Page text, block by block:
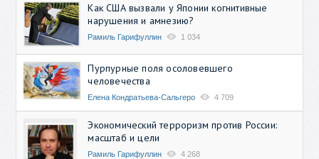
Как США вызвали у Японии когнитивные
нарушения и амнезию?
Рамиль Гарифуллин 1 034
Пурпурные поля осоловевшего
человечества
Елена Кондратьева-Сальгеро 4 709
Экономический терроризм против России:
масштаб и цели
Рамиль Гарифуллин 4 268